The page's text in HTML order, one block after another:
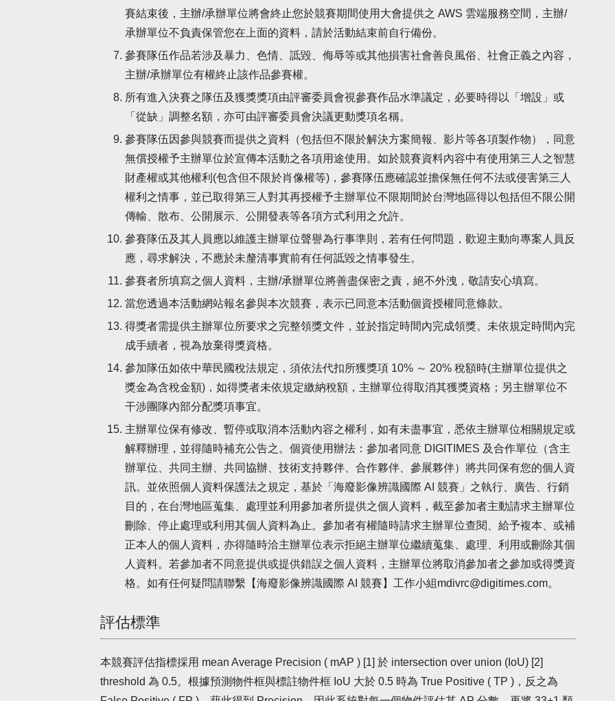
賽結束後，主辦/承辦單位將會終止您於競賽期間使用大會提供之 AWS 雲端服務空間，主辦/
承辦單位不負責保管您在上面的資料，請於活動結束前自行備份。
參賽隊伍作品若涉及暴力、色情、詆毀、侮辱等或其他損害社會善良風俗、社會正義之內容，
主辦/承辦單位有權終止該作品參賽權。
所有進入決賽之隊伍及獲獎獎項由評審委員會視參賽作品水準議定，必要時得以「增設」或
「從缺」調整名額，亦可由評審委員會決議更動獎項名稱。
參賽隊伍因參與競賽而提供之資料（包括但不限於解決方案簡報、影片等各項製作物），同意
無償授權予主辦單位於宣傳本活動之各項用途使用。如於競賽資料內容中有使用第三人之智慧
財產權或其他權利(包含但不限於肖像權等)，參賽隊伍應確認並擔保無任何不法或侵害第三人
權利之情事，並已取得第三人對其再授權予主辦單位不限期間於台灣地區得以包括但不限公開
傳輸、散布、公開展示、公開發表等各項方式利用之允許。
參賽隊伍及其人員應以維護主辦單位聲譽為行事準則，若有任何問題，歡迎主動向專案人員反
應，尋求解決，不應於未釐清事實前有任何詆毀之情事發生。
參賽者所填寫之個人資料，主辦/承辦單位將善盡保密之責，絕不外洩，敬請安心填寫。
當您透過本活動網站報名參與本次競賽，表示已同意本活動個資授權同意條款。
得獎者需提供主辦單位所要求之完整領獎文件，並於指定時間內完成領獎。未依規定時間內完
成手續者，視為放棄得獎資格。
參加隊伍如依中華民國稅法規定，須依法代扣所獲獎項 10% ～ 20% 稅額時(主辦單位提供之
獎金為含稅金額)，如得獎者未依規定繳納稅額，主辦單位得取消其獲獎資格；另主辦單位不
干涉團隊內部分配獎項事宜。
主辦單位保有修改、暫停或取消本活動內容之權利，如有未盡事宜，悉依主辦單位相關規定或
解釋辦理，並得隨時補充公告之。個資使用辦法：參加者同意 DIGITIMES 及合作單位（含主
辦單位、共同主辦、共同協辦、技術支持夥伴、合作夥伴、參展夥伴）將共同保有您的個人資
訊。並依照個人資料保護法之規定，基於「海廢影像辨識國際 AI 競賽」之執行、廣告、行銷
目的，在台灣地區蒐集、處理並利用參加者所提供之個人資料，截至參加者主動請求主辦單位
刪除、停止處理或利用其個人資料為止。參加者有權隨時請求主辦單位查閱、給予複本、或補
正本人的個人資料，亦得隨時洽主辦單位表示拒絕主辦單位繼續蒐集、處理、利用或刪除其個
人資料。若參加者不同意提供或提供錯誤之個人資料，主辦單位將取消參加者之參加或得獎資
格。如有任何疑問請聯繫【海廢影像辨識國際 AI 競賽】工作小組mdivrc@digitimes.com。
評估標準
本競賽評估指標採用 mean Average Precision ( mAP ) [1] 於 intersection over union (IoU) [2]
threshold 為 0.5。根據預測物件框與標註物件框 IoU 大於 0.5 時為 True Positive ( TP )，反之為